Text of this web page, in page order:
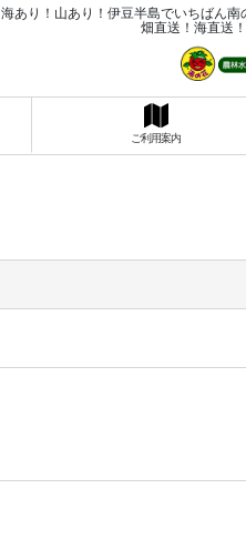
海あり！山あり！伊豆半島でいちばん南
畑直送！海直送
ご利用案内